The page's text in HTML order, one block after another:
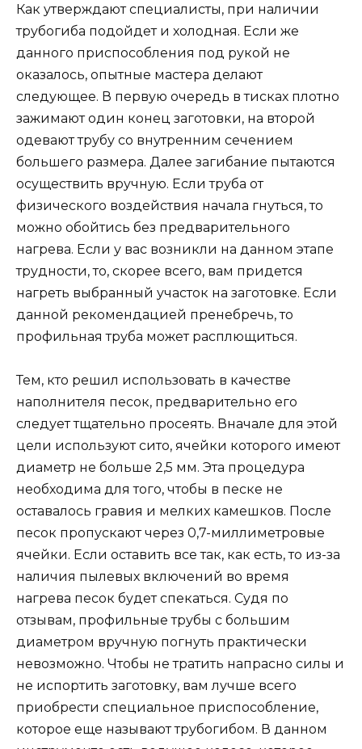
Как утверждают специалисты, при наличии
трубогиба подойдет и холодная. Если же
данного приспособления под рукой не
оказалось, опытные мастера делают
следующее. В первую очередь в тисках плотно
зажимают один конец заготовки, на второй
одевают трубу со внутренним сечением
большего размера. Далее загибание пытаются
осуществить вручную. Если труба от
физического воздействия начала гнуться, то
можно обойтись без предварительного
нагрева. Если у вас возникли на данном этапе
трудности, то, скорее всего, вам придется
нагреть выбранный участок на заготовке. Если
данной рекомендацией пренебречь, то
профильная труба может расплющиться.
Тем, кто решил использовать в качестве
наполнителя песок, предварительно его
следует тщательно просеять. Вначале для этой
цели используют сито, ячейки которого имеют
диаметр не больше 2,5 мм. Эта процедура
необходима для того, чтобы в песке не
оставалось гравия и мелких камешков. После
песок пропускают через 0,7-миллиметровые
ячейки. Если оставить все так, как есть, то из-за
наличия пылевых включений во время
нагрева песок будет спекаться. Судя по
отзывам, профильные трубы с большим
диаметром вручную погнуть практически
невозможно. Чтобы не тратить напрасно силы и
не испортить заготовку, вам лучше всего
приобрести специальное приспособление,
которое еще называют трубогибом. В данном